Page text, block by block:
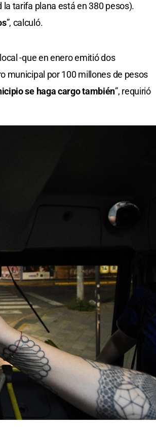
tarifa plana está en 380 pesos).
”, calculó.
-que en enero emitió dos
municipal por 100 millones de pesos
se haga cargo también”, requirió